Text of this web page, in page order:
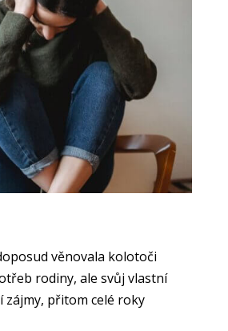
věnovala kolotoči
rodiny, ale svůj vlastní
zájmy, přitom celé roky